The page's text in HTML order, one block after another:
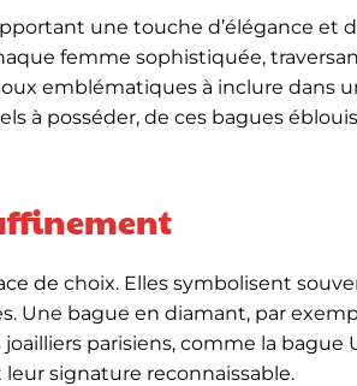
une touche d’élégance et
femme sophistiquée,
emblématiques à inclure dans
à posséder, de ces bagues
de choix. Elles symbolisent
Une bague en diamant, par
parisiens, comme la bague
signature reconnaissable.